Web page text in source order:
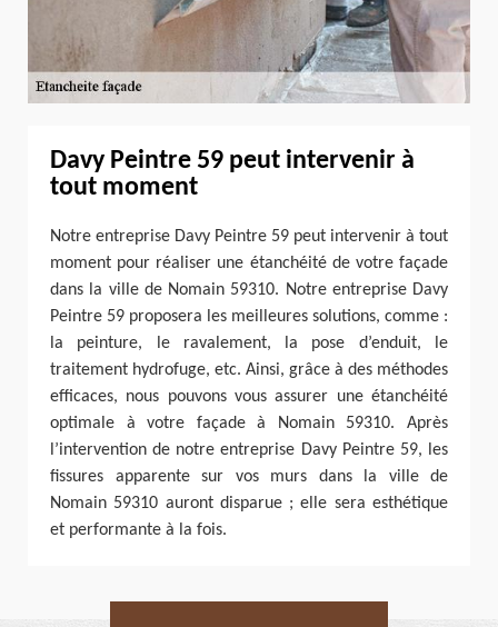
Davy Peintre 59 peut intervenir à
tout moment
Notre entreprise Davy Peintre 59 peut intervenir à tout
moment pour réaliser une étanchéité de votre façade
dans la ville de Nomain 59310. Notre entreprise Davy
Peintre 59 proposera les meilleures solutions, comme :
la peinture, le ravalement, la pose d’enduit, le
traitement hydrofuge, etc. Ainsi, grâce à des méthodes
efficaces, nous pouvons vous assurer une étanchéité
optimale à votre façade à Nomain 59310. Après
l’intervention de notre entreprise Davy Peintre 59, les
fissures apparente sur vos murs dans la ville de
Nomain 59310 auront disparue ; elle sera esthétique
et performante à la fois.